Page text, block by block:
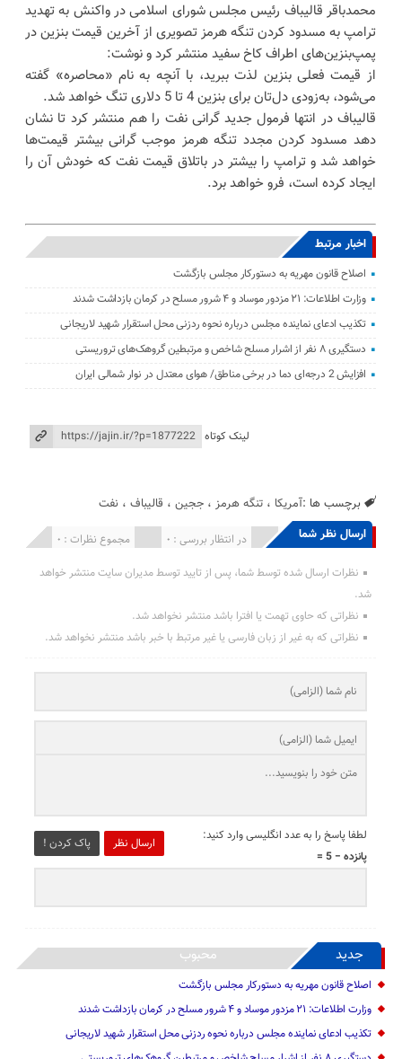
محمدباقر قالیباف رئیس مجلس شورای اسلامی در واکنش به تهدید
ترامپ به مسدود کردن تنگه هرمز تصویری از آخرین قیمت بنزین در
پمپ‌‌بنزین‌های اطراف کاخ سفید منتشر کرد و نوشت:
از قیمت فعلی بنزین لذت ببرید، با آنچه به نام «محاصره» گفته
می‌شود، به‌زودی دل‌تان برای بنزین 4 تا 5 دلاری تنگ خواهد شد.
قالیباف در انتها فرمول جدید گرانی نفت را هم منتشر کرد تا نشان
دهد مسدود کردن مجدد تنگه هرمز موجب گرانی بیشتر قیمت‌ها
خواهد شد و ترامپ را بیشتر در باتلاق قیمت نفت که خودش آن را
ایجاد کرده است، فرو خواهد برد.
اخبار مرتبط
اصلاح قانون مهریه به دستورکار مجلس بازگشت
وزارت اطلاعات: ۲۱ مزدور موساد و ۴ شرور مسلح در کرمان بازداشت شدند
تکذیب ادعای نماینده مجلس درباره نحوه ردزنی محل استقرار شهید لاریجانی
دستگیری ۸ نفر از اشرار مسلح شاخص و مرتبطین گروهک‌های تروریستی
افزایش 2 درجه‌ای دما در برخی مناطق/ هوای معتدل در نوار شمالی ایران
لینک کوتاه
برچسب ها :آمریکا ،تنگه هرمز ،ججین ، قالیباف ، نفت
ارسال نظر شما مجموع نظرات : 0 در انتظار بررسی : 0 انتشار یافته : 0
نظرات ارسال شده توسط شما، پس از تایید توسط مدیران سایت منتشر خواهد
شد.
نظراتی که حاوی تهمت یا افترا باشد منتشر نخواهد شد.
نظراتی که به غیر از زبان فارسی یا غیر مرتبط با خبر باشد منتشر نخواهد شد.
ارسال نظر پاک کردن !
لطفا پاسخ را به عدد انگلیسی وارد کنید:
پانزده − 5 =
جدید محبوب
اصلاح قانون مهریه به دستورکار مجلس بازگشت
وزارت اطلاعات: ۲۱ مزدور موساد و ۴ شرور مسلح در کرمان بازداشت شدند
تکذیب ادعای نماینده مجلس درباره نحوه ردزنی محل استقرار شهید لاریجانی